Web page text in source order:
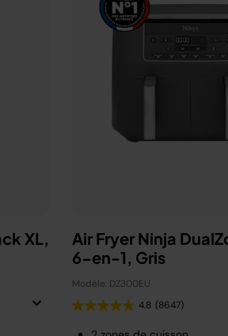
XL,
Air Fryer Ninja
6-en-1, Gris
Modèle: DZ300EU
4.8 (8647)